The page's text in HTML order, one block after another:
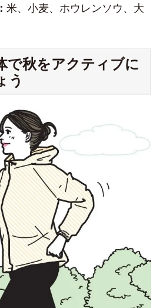
米、小麦、ホウレンソウ、大
で秋をアクティブに
う